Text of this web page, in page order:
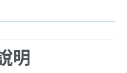
明